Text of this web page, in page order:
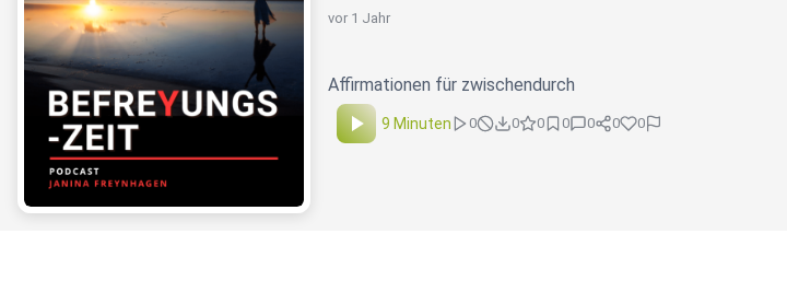
vor 1 Jahr
Affirmationen für zwischendurch
9 Minuten 0 0 0 0 0 0 0